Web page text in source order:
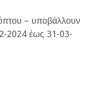
– υποβάλλουν
2024 έως 31-03-